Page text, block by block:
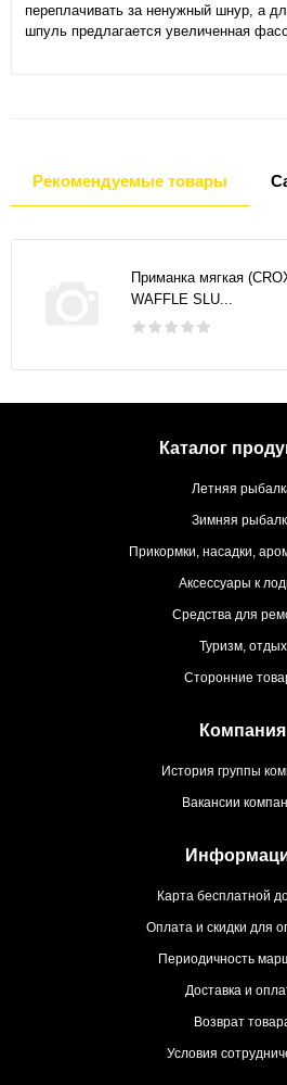
переплачивать за ненужный шнур, а
шпуль предлагается увеличенная
Рекомендуемые товары
Приманка мягкая
WAFFLE SLU...
Каталог
Летняя
Зимняя
Прикормки, насадки,
Аксессуары к
Средства для
Туризм, отдых
Сторонние
Компания
История группы
Вакансии
Карта бесплатной
Оплата и скидки для
Периодичность
Доставка и
Возврат
Условия